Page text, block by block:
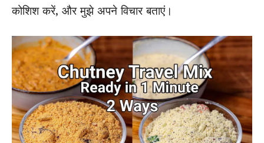
कोशिश करें, और मुझे अपने विचार बताएं।